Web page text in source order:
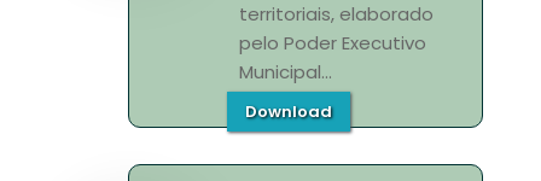
territoriais, elaborado
pelo Poder Executivo
Municipal...
Download